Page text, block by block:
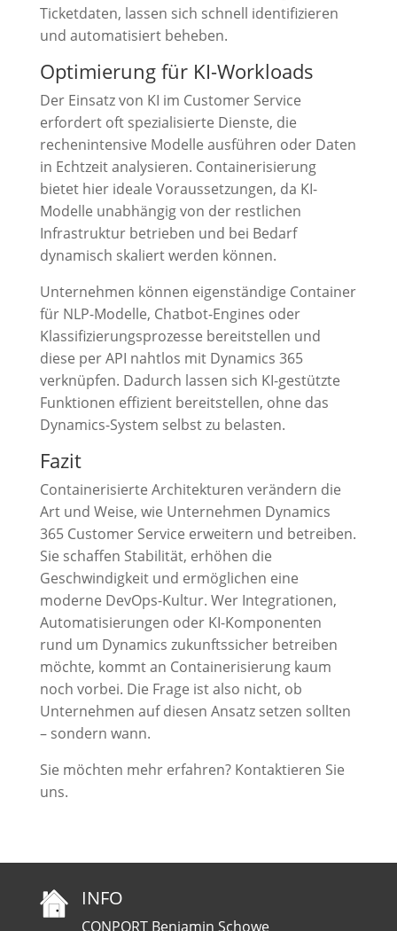
Ticketdaten, lassen sich schnell identifizieren
und automatisiert beheben.
Optimierung für KI-Workloads
Der Einsatz von KI im Customer Service
erfordert oft spezialisierte Dienste, die
rechenintensive Modelle ausführen oder Daten
in Echtzeit analysieren. Containerisierung
bietet hier ideale Voraussetzungen, da KI-
Modelle unabhängig von der restlichen
Infrastruktur betrieben und bei Bedarf
dynamisch skaliert werden können.
Unternehmen können eigenständige Container
für NLP-Modelle, Chatbot-Engines oder
Klassifizierungsprozesse bereitstellen und
diese per API nahtlos mit Dynamics 365
verknüpfen. Dadurch lassen sich KI-gestützte
Funktionen effizient bereitstellen, ohne das
Dynamics-System selbst zu belasten.
Fazit
Containerisierte Architekturen verändern die
Art und Weise, wie Unternehmen Dynamics
365 Customer Service erweitern und betreiben.
Sie schaffen Stabilität, erhöhen die
Geschwindigkeit und ermöglichen eine
moderne DevOps-Kultur. Wer Integrationen,
Automatisierungen oder KI-Komponenten
rund um Dynamics zukunftssicher betreiben
möchte, kommt an Containerisierung kaum
noch vorbei. Die Frage ist also nicht, ob
Unternehmen auf diesen Ansatz setzen sollten
– sondern wann.
Sie möchten mehr erfahren? Kontaktieren Sie
uns.
INFO
CONPORT Benjamin Schowe